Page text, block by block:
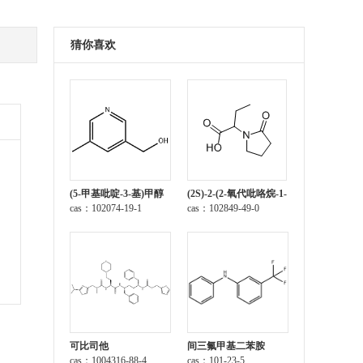
猜你喜欢
(5-甲基吡啶-3-基)甲醇
cas：102074-19-1
(2S)-2-(2-氧代吡咯烷-1-
基)丁酸
cas：102849-49-0
可比司他
cas：1004316-88-4
间三氟甲基二苯胺
cas：101-23-5